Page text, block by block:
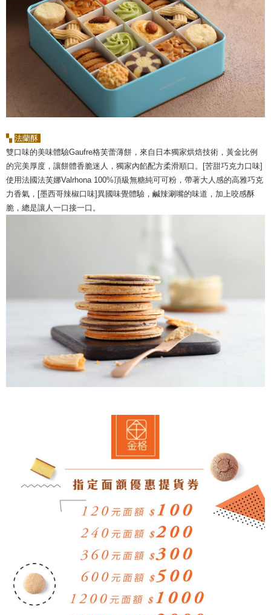
▚ 法蘭酥
雙口味的美味體驗Gaufre格芙蕾薄餅，來自日本獨家烘焙技術，黃金比例
的完美厚度，讓餅體香脆迷人，獨家內餡配方柔滑順口。[苦甜巧克力口味]
使用法國法芙娜Valrhona 100%頂級無糖純可可粉，帶著大人感的高雅巧克
力香氣，[墨西哥辣椒口味]異國味覺體驗，鹹辣涮嘴的味道，加上咬感酥
脆，總是讓人一口接一口。